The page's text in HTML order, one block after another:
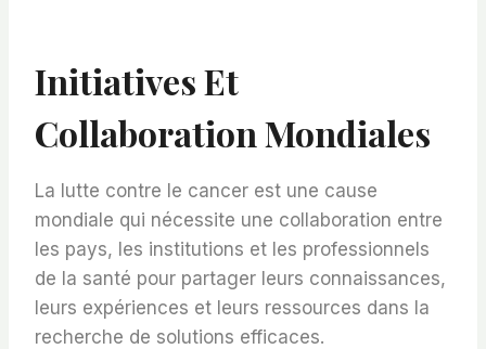
Initiatives Et
Collaboration Mondiales
La lutte contre le cancer est une cause
mondiale qui nécessite une collaboration entre
les pays, les institutions et les professionnels
de la santé pour partager leurs connaissances,
leurs expériences et leurs ressources dans la
recherche de solutions efficaces.